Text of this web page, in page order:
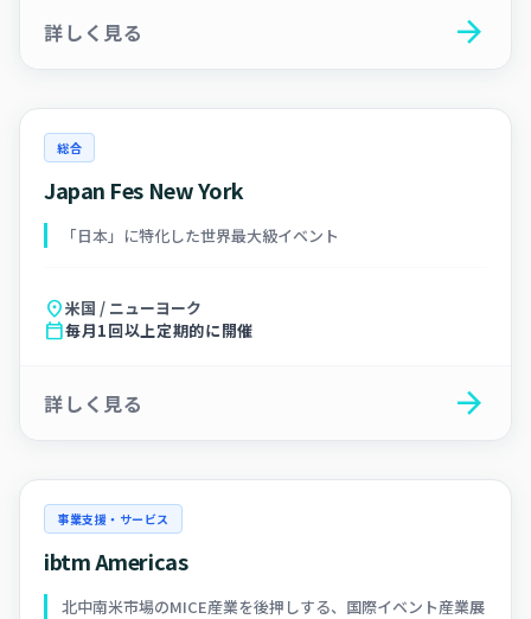
詳しく見る arrow_forward
総合
Japan Fes New York
「日本」に特化した世界最大級イベント
location_on米国 / ニューヨーク
calendar_today毎月1回以上定期的に開催
詳しく見る arrow_forward
事業支援・サービス
ibtm Americas
北中南米市場のMICE産業を後押しする、国際イベント産業展